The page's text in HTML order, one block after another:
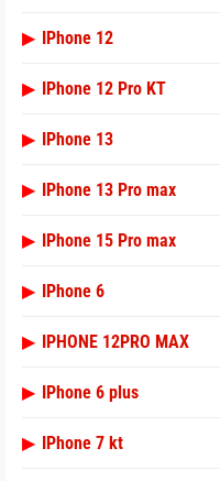
▶ IPhone 12
▶ IPhone 12 Pro KT
▶ IPhone 13
▶ IPhone 13 Pro max
▶ IPhone 15 Pro max
▶ IPhone 6
▶ IPHONE 12PRO MAX
▶ IPhone 6 plus
▶ IPhone 7 kt